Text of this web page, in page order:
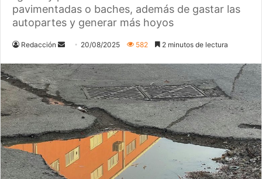
pavimentadas o baches, además de gastar las
autopartes y generar más hoyos
Redacción
Send
email
20/08/2025 582 2 minutos de lectura